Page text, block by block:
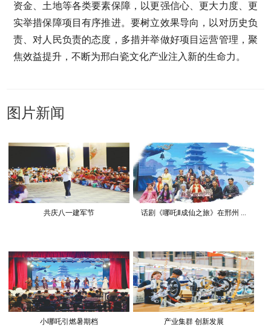
资金、土地等各类要素保障，以更强信心、更大力度、更
实举措保障项目有序推进。要树立效果导向，以对历史负
责、对人民负责的态度，多措并举做好项目运营管理，聚
焦效益提升，不断为邢白瓷文化产业注入新的生命力。
图片新闻
共庆八一建军节 话剧《哪吒Ⅱ成仙之旅》在邢州 ...
小哪吒引燃暑期档 产业集群 创新发展